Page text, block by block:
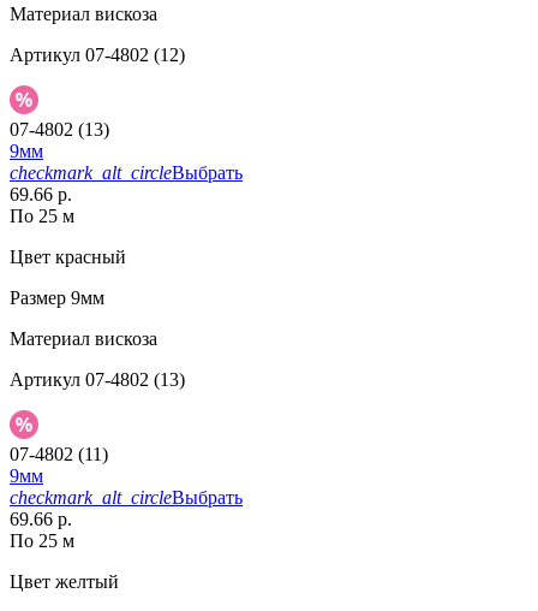
Материал вискоза
Артикул 07-4802 (12)
07-4802 (13)
9мм
checkmark_alt_circleВыбрать
69.66 р.
По 25 м
Цвет красный
Размер 9мм
Материал вискоза
Артикул 07-4802 (13)
07-4802 (11)
9мм
checkmark_alt_circleВыбрать
69.66 р.
По 25 м
Цвет желтый